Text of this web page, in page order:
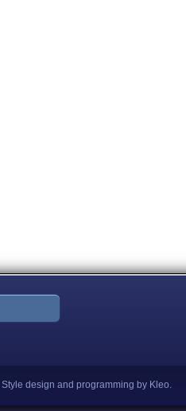
Style design and programming by Kleo.